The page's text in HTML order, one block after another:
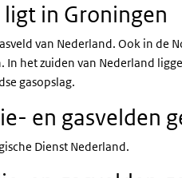
in Groningen
van Nederland. Ook in de
het zuiden van Nederland
gasopslag.
en gasvelden
Dienst Nederland.